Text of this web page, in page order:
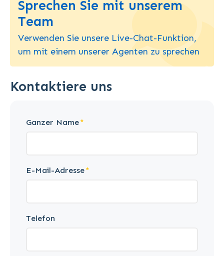
Sprechen Sie mit unserem
Team
Verwenden Sie unsere Live-Chat-Funktion,
um mit einem unserer Agenten zu sprechen
Kontaktiere uns
Ganzer Name
E-Mail-Adresse
Telefon